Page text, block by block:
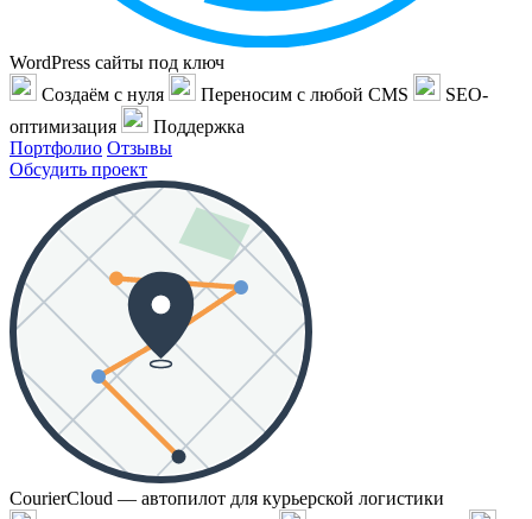
WordPress сайты под ключ
Создаём с нуля
Переносим с любой CMS
SEO-
оптимизация
Поддержка
Портфолио Отзывы
Обсудить проект
CourierCloud — автопилот для курьерской логистики